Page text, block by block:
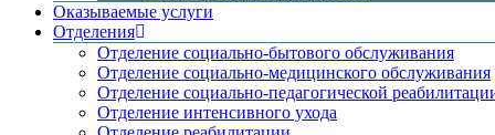
Оказываемые услуги
Отделения
Отделение социально-бытового обслуживания
Отделение социально-медицинского обслуживания
Отделение социально-педагогической
Отделение интенсивного ухода